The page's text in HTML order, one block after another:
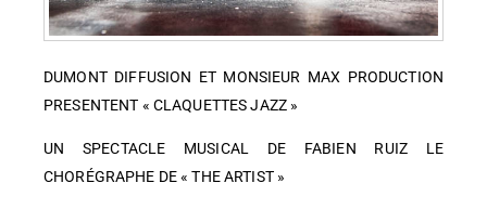
DUMONT DIFFUSION ET MONSIEUR MAX PRODUCTION
PRESENTENT « CLAQUETTES JAZZ »
UN SPECTACLE MUSICAL DE FABIEN RUIZ LE
CHORÉGRAPHE DE « THE ARTIST »